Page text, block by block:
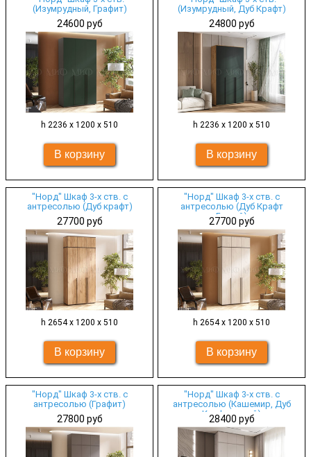
(Изумрудный, Графит)
24600 руб
h 2236 х 1200 х 510
(Изумрудный, Дуб Крафт)
24800 руб
h 2236 х 1200 х 510
"Норд" Шкаф 3-х ств. с
антресолью (Дуб крафт)
27700 руб
h 2654 х 1200 х 510
"Норд" Шкаф 3-х ств. с
антресолью (Дуб Крафт
Белый)
27700 руб
h 2654 х 1200 х 510
"Норд" Шкаф 3-х ств. с
антресолью (Графит)
27800 руб
"Норд" Шкаф 3-х ств. с
антресолью (Кашемир, Дуб
Крафт серый)
28400 руб